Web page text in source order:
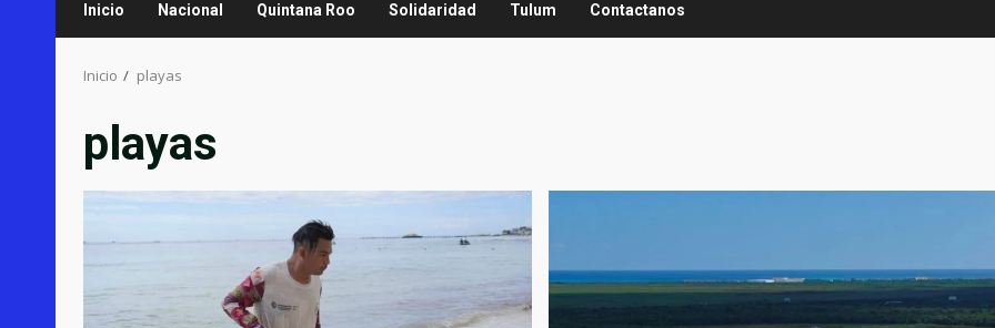
Inicio Nacional Quintana Roo Solidaridad Tulum Contactanos
Inicio playas
playas